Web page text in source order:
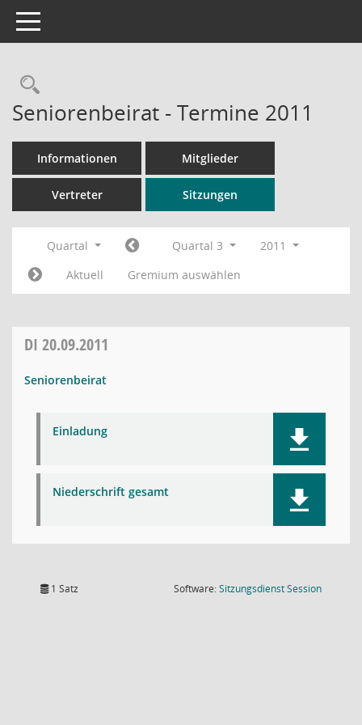
Toggle navigation
Rechercheauswahl
Seniorenbeirat - Termine 2011
Informationen Mitglieder
Vertreter Sitzungen
Quartal Quartal 3
2011
Aktuell
Gremium auswählen
DI 20.09.2011
Seniorenbeirat
Einladung
Niederschrift gesamt
1 Satz Software:SitzungsdienstSession(Wird in